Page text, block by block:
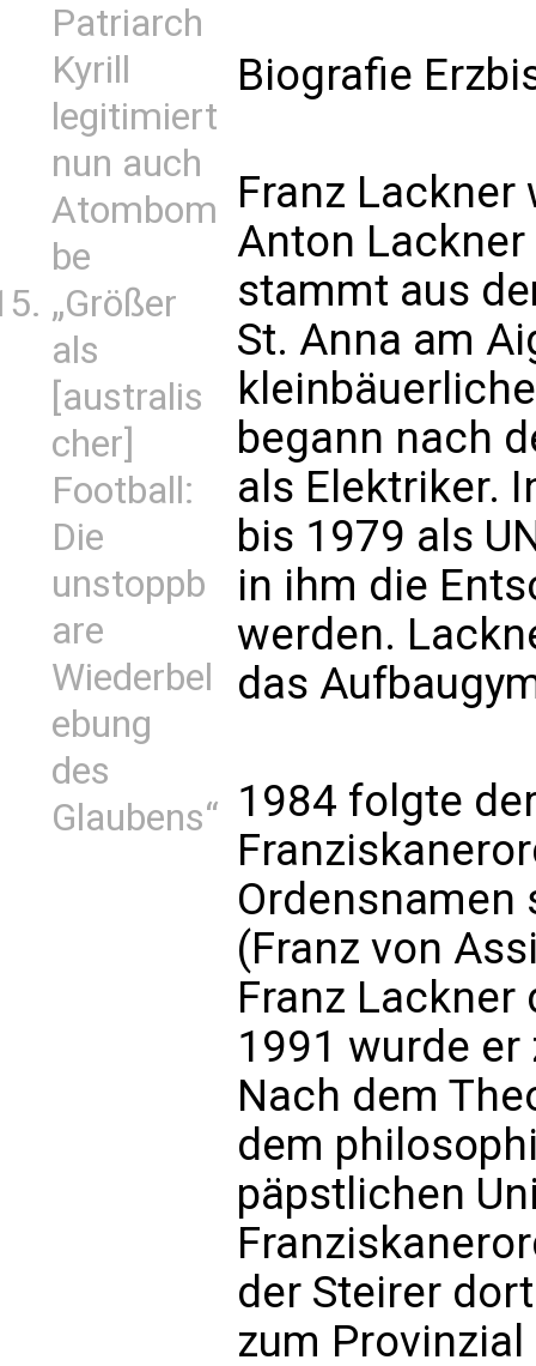
Patriarch
Kyrill
legitimiert
nun auch
Atombom
be
„Größer
als
[australis
cher]
Football:
Die
unstoppb
are
Wiederbel
ebung
des
Glaubens“
Biografie
Franz
Anton
stammt aus
St. Anna am
begann nach
als Elektriker.
bis 1979 als
in ihm die
werden.
das
1984 folgte
Ordensnamen
(Franz von
Franz Lackner
1991 wurde
Nach dem
dem
päpstlichen
der Steirer
zum